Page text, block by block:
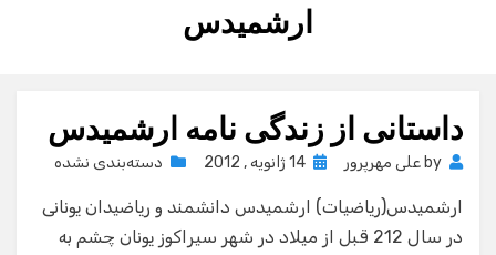
برچسب
:
ارشمیدس
داستانی از زندگی نامه ارشمیدس
by علی مهرپرور
Posted
14 ژانویه , 2012 دسته‌بندی نشده
ارشمیدس(ریاضیات) ارشمیدس دانشمند و ریاضیدان یونانی
در سال 212 قبل از میلاد در شهر سیراکوز یونان چشم به